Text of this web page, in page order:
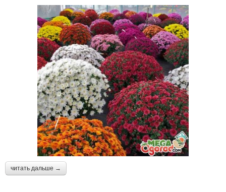
читать дальше →